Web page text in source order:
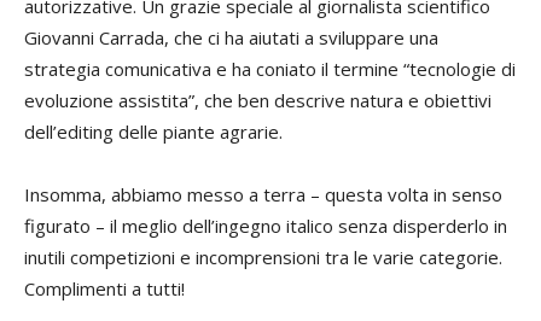
autorizzative. Un grazie speciale al giornalista scientifico
Giovanni Carrada, che ci ha aiutati a sviluppare una
strategia comunicativa e ha coniato il termine “tecnologie di
evoluzione assistita”, che ben descrive natura e obiettivi
dell’editing delle piante agrarie.
Insomma, abbiamo messo a terra – questa volta in senso
figurato – il meglio dell’ingegno italico senza disperderlo in
inutili competizioni e incomprensioni tra le varie categorie.
Complimenti a tutti!